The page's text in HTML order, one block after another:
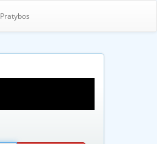
Pratybos